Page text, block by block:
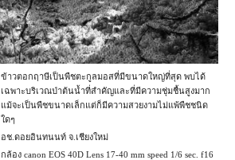
ข้าวตอกฤาษีเป็นพืชตะกูลมอสที่มีขนาดใหญ่ที่สุด พบได้
เฉพาะบริเวณป่าต้นน้ำที่สำคัญและที่มีความชุ่มชื้นสูงมาก
แม้จะเป็นพืชขนาดเล็กแต่ก็มีความสวยงามไม่แพ้พืชชนิด
ใดๆ
อช.ดอยอินทนนท์ จ.เชียงใหม่
กล้อง canon EOS 40D Lens 17-40 mm speed 1/6 sec. f16